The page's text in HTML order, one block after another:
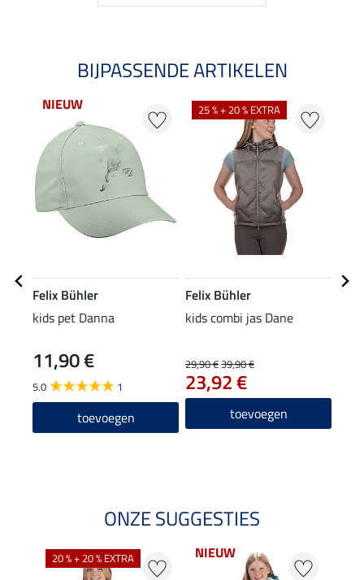
BIJPASSENDE ARTIKELEN
NIEUW
Felix Bühler
kids pet Danna
11,90 €
5.0 1
toevoegen
25 % + 20 % EXTRA
Felix Bühler
kids combi jas Dane
29,90 €39,90 €
23,92 €
toevoegen
ONZE SUGGESTIES
20 % + 20 % EXTRA NIEUW